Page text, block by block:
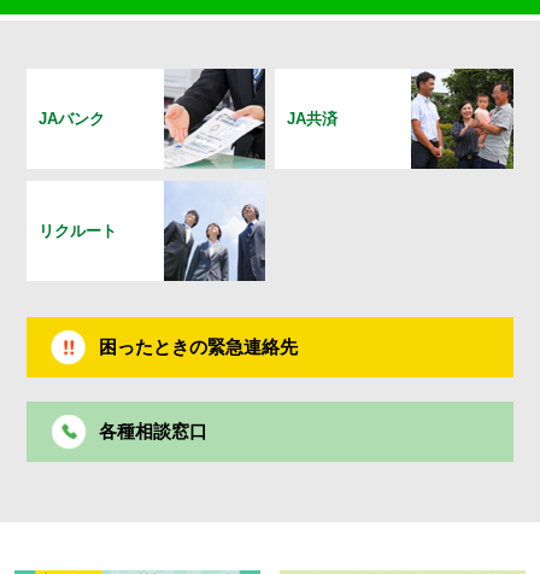
JAバンク JA共済
リクルート
困ったときの緊急連絡先
各種相談窓口